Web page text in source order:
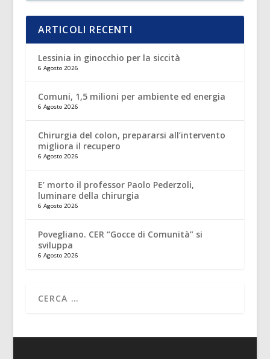
ARTICOLI RECENTI
Lessinia in ginocchio per la siccità
6 Agosto 2026
Comuni, 1,5 milioni per ambiente ed energia
6 Agosto 2026
Chirurgia del colon, prepararsi all’intervento
migliora il recupero
6 Agosto 2026
E’ morto il professor Paolo Pederzoli,
luminare della chirurgia
6 Agosto 2026
Povegliano. CER “Gocce di Comunità” si
sviluppa
6 Agosto 2026